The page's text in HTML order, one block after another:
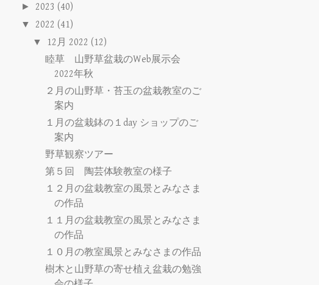
► 2023 (40)
▼ 2022 (41)
▼ 12月 2022 (12)
睦草 山野草盆栽のWeb展示会
2022年秋
２月の山野草・苔玉の盆栽教室のご
案内
１月の盆栽鉢の１day ショップのご
案内
野草観察ツアー
第５回 陶芸体験教室の様子
１２月の盆栽教室の風景とみなさま
の作品
１１月の盆栽教室の風景とみなさま
の作品
１０月の教室風景とみなさまの作品
樹木と山野草の寄せ植え盆栽の勉強